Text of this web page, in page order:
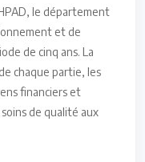
le département
et de
de cinq ans. La
chaque partie, les
financiers et
de qualité aux